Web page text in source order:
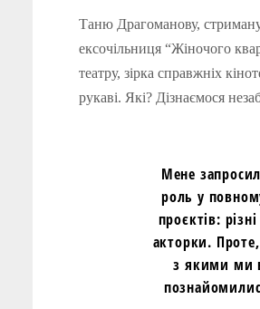
Таню Драгоманову, стриману
ексочільниця “Жіночого
театру, зірка справжніх
рукаві. Які? Дізнаємося
Мене
роль у
проєктів:
акторки.
з якими ми